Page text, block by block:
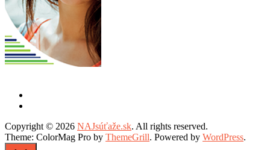
Copyright © 2026 NAJsúťaže.sk. All rights reserved.
Theme: ColorMag Pro by ThemeGrill. Powered by WordPress.